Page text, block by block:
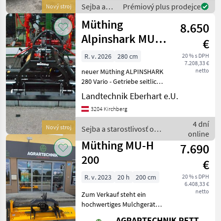
Nový stroj
integriertem Freilauf und
Sejba a
starostlivosť
o plodinu
/ Müthing
Prémiový plus prodejce
Nový stroj
Müthing
Alpinshark MU-L
280 Vario Front-
Heckmulcher
8.650
€
20 % s DPH
7.208,33 €
netto
R. v. 2026
280 cm
neuer Müthing ALPINSHARK
280 Vario - Getriebe seitlich
versetzt - Front- und
Heckanbaubock -
Ausstattung ALPINSHARK
Seitenverschiebung
Landtechnik Eberhart e.U.
3204 Kirchberg
Sejba a starostlivosť o
plodinu / Müthing
4 dní
online
Müthing MU-H
200
7.690
€
20 % s DPH
6.408,33 €
netto
R. v. 2023 20 h
200 cm
Zum Verkauf steht ein
hochwertiges Mulchgerät